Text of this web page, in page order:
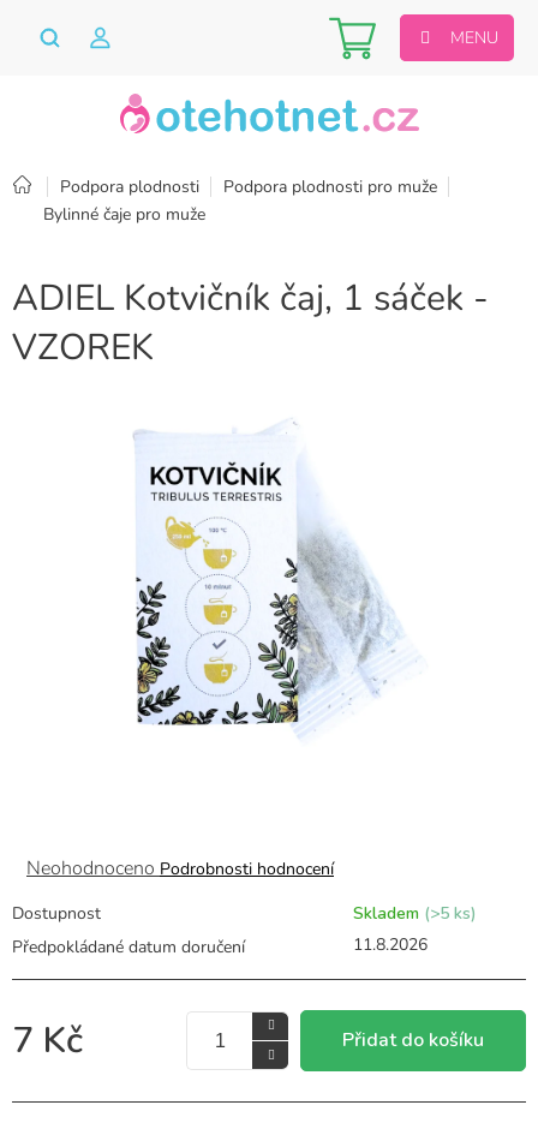
Nákupní
košík
DomůPodpora plodnosti
Podpora plodnosti pro muže
Bylinné čaje pro muže
ADIEL Kotvičník čaj, 1 sáček -
VZOREK
Průměrné
produktu
0,0
z
hvězdiček.
Neohodnoceno Podrobnosti hodnocení
7 Kč Přidat do košíku
Dostupnost Skladem (>5 ks)
11.8.2026